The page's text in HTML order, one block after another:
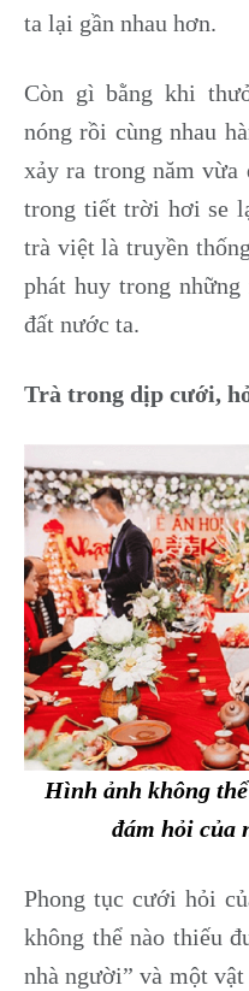
ta lại gần nhau hơn.
Còn gì bằng khi
nóng rồi cùng nhau
xảy ra trong năm vừa
trong tiết trời hơi se
trà việt là truyền
phát huy trong
đất nước ta.
Trà trong dịp cưới,
Hình ảnh không
đám hỏi của
Phong tục cưới hỏi
không thể nào thiếu
nhà người” và một